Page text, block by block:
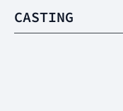
CASTING